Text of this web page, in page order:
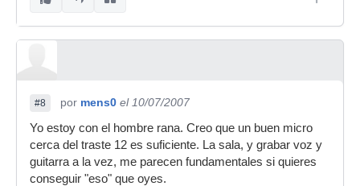
#8 por mens0 el 10/07/2007
Yo estoy con el hombre rana. Creo que un buen micro
cerca del traste 12 es suficiente. La sala, y grabar voz y
guitarra a la vez, me parecen fundamentales si quieres
conseguir "eso" que oyes.